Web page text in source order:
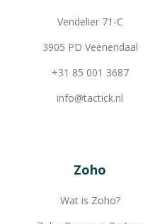
Vendelier 71-C
3905 PD Veenendaal
+31 85 001 3687
info@tactick.nl
Zoho
Wat is Zoho?